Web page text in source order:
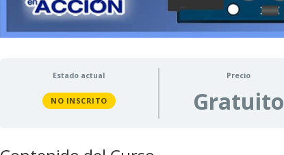
Estado actual
NO INSCRITO
Precio
Gratuito